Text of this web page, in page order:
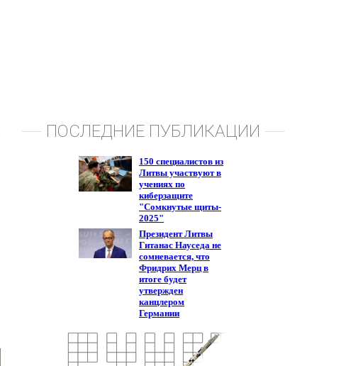
ПОСЛЕДНИЕ ПУБЛИКАЦИИ